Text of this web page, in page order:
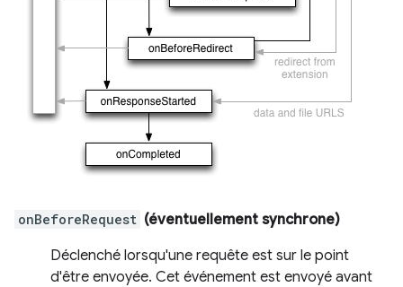
onBeforeRequest (éventuellement synchrone)
Déclenché lorsqu'une requête est sur le point
d'être envoyée. Cet événement est envoyé avant